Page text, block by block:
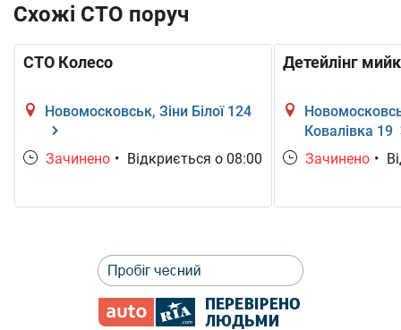
Схожі СТО поруч
СТО Колесо
Новомосковськ, Зіни Білої 124
Зачинено • Відкриється о 08:00
Детейлінг
Ковалівка 19
Зачинено •